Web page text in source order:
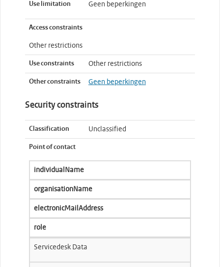
Use limitation Geen beperkingen
Access constraints
Other restrictions
Use constraints Other restrictions
Other constraints Geen beperkingen
Security constraints
Classification Unclassified
Point of contact
individualName
organisationName
electronicMailAddress
role
Servicedesk Data